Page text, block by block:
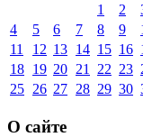
1
2
4
5 6 7 8 9
11
12 13 14 15 16
18 19 20 21 22 23
25 26 27 28 29 30
О сайте